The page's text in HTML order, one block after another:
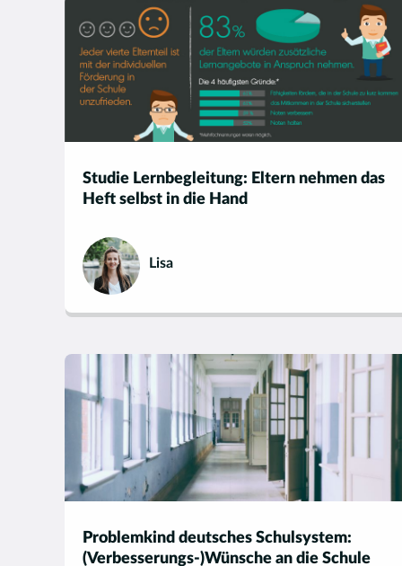
Studie Lernbegleitung: Eltern nehmen das
Heft selbst in die Hand
Lisa
Problemkind deutsches Schulsystem:
(Verbesserungs-)Wünsche an die Schule